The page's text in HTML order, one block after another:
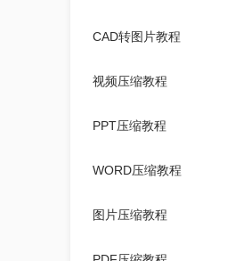
CAD转图片教程
视频压缩教程
PPT压缩教程
WORD压缩教程
图片压缩教程